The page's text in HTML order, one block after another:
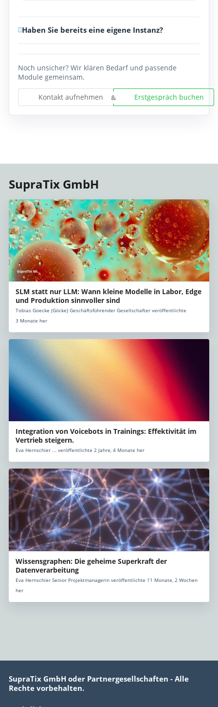
Haben Sie bereits eine eigene Instanz?
Noch unsicher? Wir klären Bedarf und passende
Module gemeinsam.
Kontakt aufnehmen Erstgespräch buchen
SupraTix GmbH
SLM statt nur LLM: Wann kleine Modelle in Labor, Edge
und Produktion sinnvoller sind
Tobias Goecke (Göcke) Geschäftsführender Gesellschafter veröffentlichte
3 Monate her
Integration von Voicebots in Trainings: Effektivität im
Vertrieb steigern.
Eva Hernschier ... veröffentlichte 2 Jahre, 4 Monate her
Wissensgraphen: Die geheime Superkraft der
Datenverarbeitung
Eva Hernschier Senior Projektmanagerin veröffentlichte 11 Monate, 2 Wochen
her
SupraTix GmbH oder Partnergesellschaften - Alle
Rechte vorbehalten.